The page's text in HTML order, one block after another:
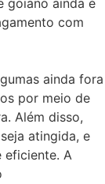
goiano ainda é
com
ainda fora
por meio de
Além disso,
atingida, e
eficiente. A